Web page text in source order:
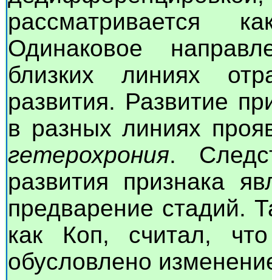
рассматривается
Одинаковое
близких линиях
развития. Развитие
в разных линиях
гетерохрония.
развития признака
предварение стадий.
как Коп, считал,
обусловлено